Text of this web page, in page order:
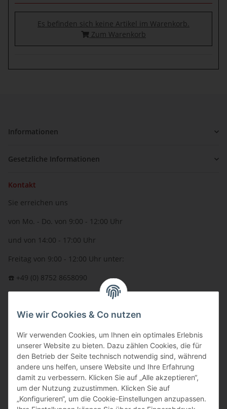
Es befinden sich keine Artikel im Warenkorb.
Zum Warenkorb
Informationen
Gesetzliche Informationen
Kontakt
Sie erreichen uns
von Mo. - Do. von 9:00 - 12:00 Uhr
und von 14:00 - 17:00 Uhr
Freitag von 9:00 - 12:00 Uhr unter:
☎️ +49 (0) 8752 8658090
oder über unserKontaktformular
BFT - Autorisierter Fachhändler
Wie wir Cookies & Co nutzen
Wir verwenden Cookies, um Ihnen ein optimales Erlebnis
unserer Website zu bieten. Dazu zählen Cookies, die für
den Betrieb der Seite technisch notwendig sind, während
andere uns helfen, unsere Website und Ihre Erfahrung
damit zu verbessern. Klicken Sie auf „Alle akzeptieren“,
um der Nutzung zuzustimmen. Klicken Sie auf
„Konfigurieren“, um die Cookie-Einstellungen anzupassen.